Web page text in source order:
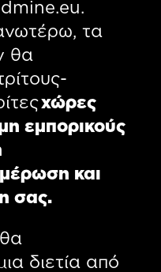
τα
θα
χώρες
εμπορικούς
και
σας.
διετία από